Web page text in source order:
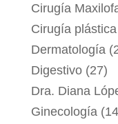
Cirugía
Cirugía plástica
Dermatología
Digestivo(27)
Dra. Diana
Ginecología